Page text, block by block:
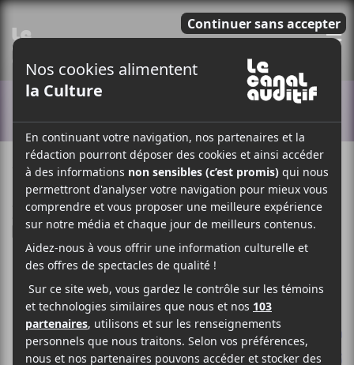
17 SEPTEMBRE 2021
PARMYRIAM BERCIER
/ FESTIVAL
/ FRANCOPHONE
F
A
C
E
B
O
K
T
W
I
T
T
E
P
A
R
T
A
G
E
R